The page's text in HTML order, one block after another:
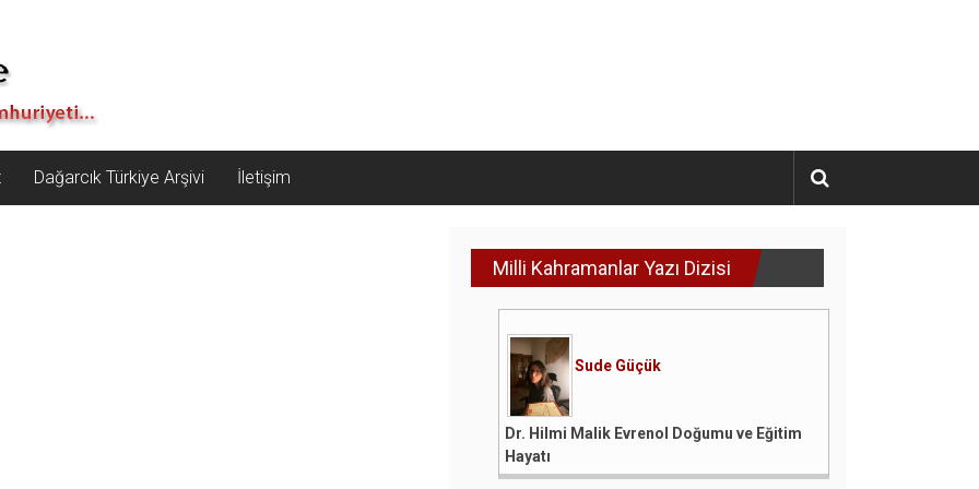
Dağarcık Türkiye Arşivi İletişim
Milli Kahramanlar Yazı Dizisi
Sude Güçük
Dr. Hilmi Malik Evrenol Doğumu ve Eğitim
Hayatı